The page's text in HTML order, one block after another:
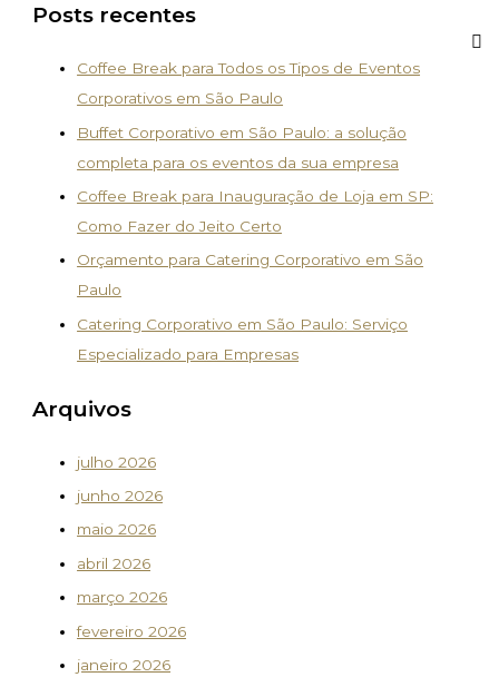
Posts recentes
Coffee Break para Todos os Tipos de Eventos
Corporativos em São Paulo
Buffet Corporativo em São Paulo: a solução
completa para os eventos da sua empresa
Coffee Break para Inauguração de Loja em SP:
Como Fazer do Jeito Certo
Orçamento para Catering Corporativo em São
Paulo
Catering Corporativo em São Paulo: Serviço
Especializado para Empresas
Arquivos
julho 2026
junho 2026
maio 2026
abril 2026
março 2026
fevereiro 2026
janeiro 2026